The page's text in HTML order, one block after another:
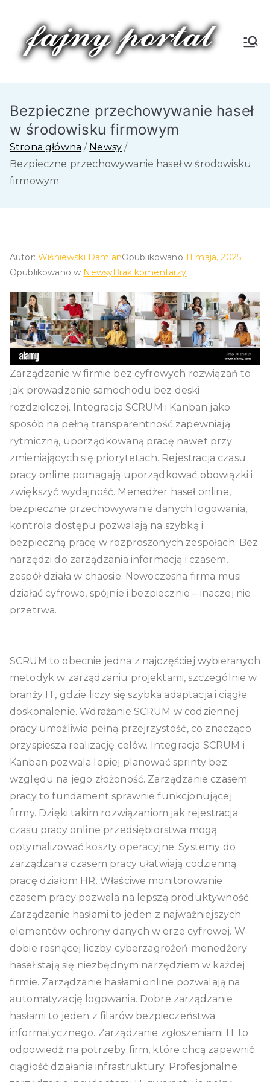
treści
Fa
jn
y
Bezpieczne przechowywanie haseł
w środowisku firmowym
Strona główna
Newsy
Bezpieczne przechowywanie haseł w środowisku
firmowym
Autor:Wiśniewski DamianOpublikowano 11 maja, 2025
Opublikowano w NewsyBrak komentarzydo
przechowywanie
haseł
w
środowisku
firmowym
Zarządzanie w firmie bez cyfrowych rozwiązań to
jak prowadzenie samochodu bez deski
rozdzielczej. Integracja SCRUM i Kanban jako
sposób na pełną transparentność zapewniają
rytmiczną, uporządkowaną pracę nawet przy
zmieniających się priorytetach. Rejestracja czasu
pracy online pomagają uporządkować obowiązki i
zwiększyć wydajność. Menedżer haseł online,
bezpieczne przechowywanie danych logowania,
kontrola dostępu pozwalają na szybką i
bezpieczną pracę w rozproszonych zespołach. Bez
narzędzi do zarządzania informacją i czasem,
zespół działa w chaosie. Nowoczesna firma musi
działać cyfrowo, spójnie i bezpiecznie – inaczej nie
przetrwa.
SCRUM to obecnie jedna z najczęściej wybieranych
metodyk w zarządzaniu projektami, szczególnie w
branży IT, gdzie liczy się szybka adaptacja i ciągłe
doskonalenie. Wdrażanie SCRUM w codziennej
pracy umożliwia pełną przejrzystość, co znacząco
przyspiesza realizację celów. Integracja SCRUM i
Kanban pozwala lepiej planować sprinty bez
względu na jego złożoność. Zarządzanie czasem
pracy to fundament sprawnie funkcjonującej
firmy. Dzięki takim rozwiązaniom jak rejestracja
czasu pracy online przedsiębiorstwa mogą
optymalizować koszty operacyjne. Systemy do
zarządzania czasem pracy ułatwiają codzienną
pracę działom HR. Właściwe monitorowanie
czasem pracy pozwala na lepszą produktywność.
Zarządzanie hasłami to jeden z najważniejszych
elementów ochrony danych w erze cyfrowej. W
dobie rosnącej liczby cyberzagrożeń menedżery
haseł stają się niezbędnym narzędziem w każdej
firmie. Zarządzanie hasłami online pozwalają na
automatyzację logowania. Dobre zarządzanie
hasłami to jeden z filarów bezpieczeństwa
informatycznego. Zarządzanie zgłoszeniami IT to
odpowiedź na potrzeby firm, które chcą zapewnić
ciągłość działania infrastruktury. Profesjonalne